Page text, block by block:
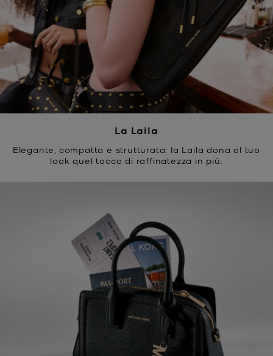
La Laila
Elegante, compatta e strutturata: la Laila dona al tuo
look quel tocco di raffinatezza in più.